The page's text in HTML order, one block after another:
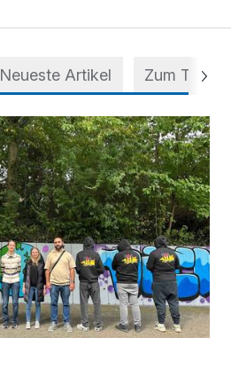
Neueste Artikel Zum Thema